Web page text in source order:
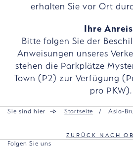
erhalten Sie vor Ort
Ihre
Bitte folgen Sie der
Anweisungen unseres
stehen die Parkplätze
Town (P2) zur Verfügung
pro PKW).
Sie sind hier Startseite Asia-
ZURÜCK NACH
Folgen Sie uns